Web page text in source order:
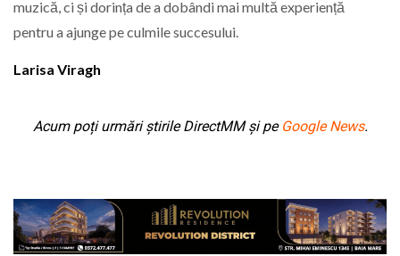
muzică, ci și dorința de a dobândi mai multă experiență
pentru a ajunge pe culmile succesului.
Larisa Viragh
Acum poți urmări știrile DirectMM și pe Google News.